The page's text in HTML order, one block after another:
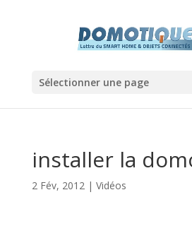
Sélectionner une page
installer la
2 Fév, 2012| Vidéos